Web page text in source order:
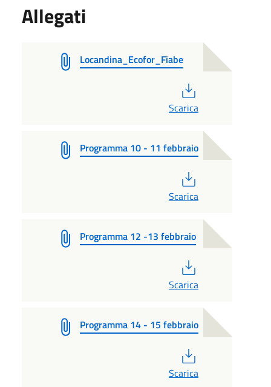
Allegati
Locandina_Ecofor_Fiabe
Scarica
Programma 10 - 11 febbraio
Scarica
Programma 12 -13 febbraio
Scarica
Programma 14 - 15 febbraio
Scarica